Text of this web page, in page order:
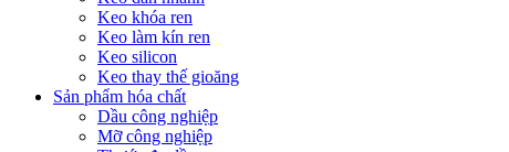
Keo khóa ren
Keo làm kín ren
Keo silicon
Keo thay thế gioăng
Sản phẩm hóa chất
Dầu công nghiệp
Mỡ công nghiệp